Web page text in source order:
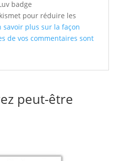
pour réduire les
savoir plus sur la façon
de vos commentaires sont
peut-être